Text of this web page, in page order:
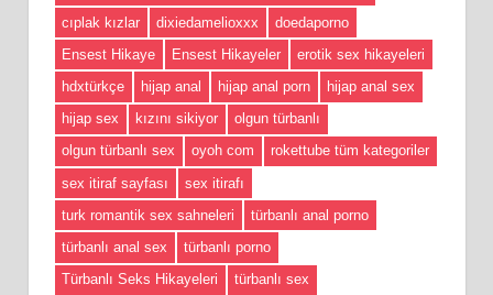
cıplak kızlar
dixiedamelioxxx
doedaporno
Ensest Hikaye
Ensest Hikayeler
erotik sex hikayeleri
hdxtürkçe
hijap anal hijap anal porn
hijap anal sex
hijap sex
kızını sikiyor
olgun türbanlı
olgun türbanlı sex
oyoh com
rokettube tüm kategoriler
sex itiraf sayfası
sex itirafı
turk romantik sex sahneleri
türbanlı anal porno
türbanlı anal sex
türbanlı porno
Türbanlı Seks Hikayeleri
türbanlı sex